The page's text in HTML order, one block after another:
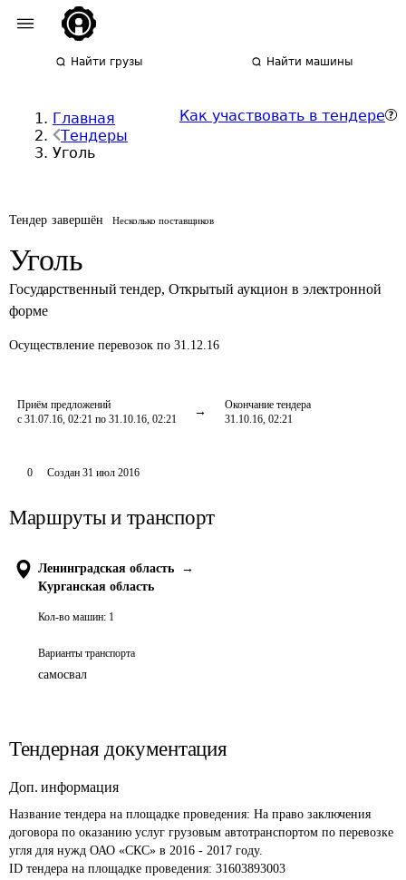
Найти грузы Найти машины
Главная
Тендеры
Уголь
Как участвовать в тендере
Тендер завершён Несколько поставщиков
Уголь
Государственный тендер, Открытый аукцион в электронной
форме
Осуществление перевозок по 31.12.16
Приём предложений
с 31.07.16, 02:21 по 31.10.16, 02:21
Окончание тендера
31.10.16, 02:21
0 Создан 31 июл 2016
Маршруты и транспорт
Ленинградская область
→
Курганская область
Кол-во машин: 1
Варианты транспорта
самосвал
Тендерная документация
Доп. информация
Название тендера на площадке проведения: На право заключения
договора по оказанию услуг грузовым автотранспортом по перевозке
угля для нужд ОАО «СКС» в 2016 - 2017 году.
ID тендера на площадке проведения: 31603893003